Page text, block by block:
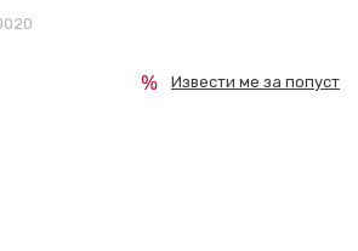
Извести ме за попуст